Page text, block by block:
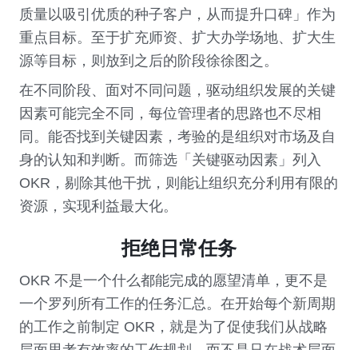
质量以吸引优质的种子客户，从而提升口碑」作为
重点目标。至于扩充师资、扩大办学场地、扩大生
源等目标，则放到之后的阶段徐徐图之。
在不同阶段、面对不同问题，驱动组织发展的关键
因素可能完全不同，每位管理者的思路也不尽相
同。能否找到关键因素，考验的是组织对市场及自
身的认知和判断。而筛选「关键驱动因素」列入
OKR，剔除其他干扰，则能让组织充分利用有限的
资源，实现利益最大化。
拒绝日常任务
OKR 不是一个什么都能完成的愿望清单，更不是
一个罗列所有工作的任务汇总。在开始每个新周期
的工作之前制定 OKR，就是为了促使我们从战略